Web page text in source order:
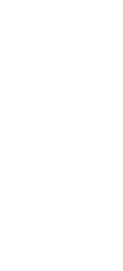
استلام وتوزيع الطرود الغذائية
للإغاثة والأعمال الإنسانية على
مدينة رفح
مشروع الإنزال الجوي
تابع المركز عمليات الإنزال
المُخصصة لتأمين الاحتياجات
المواصي